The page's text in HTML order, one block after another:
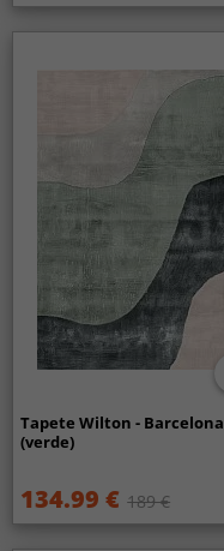
Tapete Wilton - Barcelona
(verde)
134.99 € 189 €